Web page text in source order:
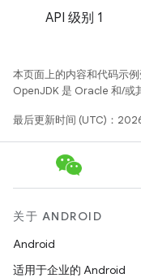
API 级别 1
本页面上的内容和代码示例
OpenJDK 是 Oracle 和/或
最后更新时间 (UTC)：
关于 ANDROID
Android
适用于企业的 Android